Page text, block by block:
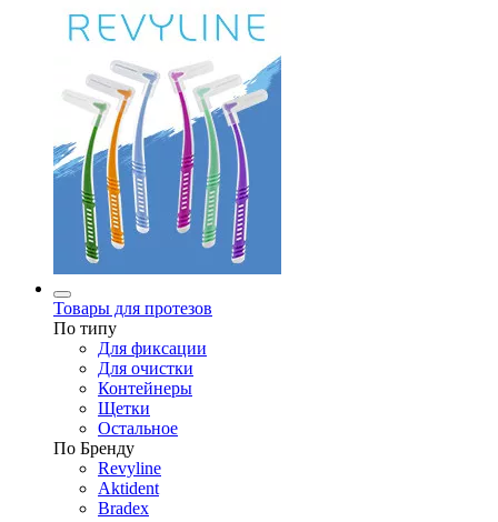
Товары для протезов
По типу
Для фиксации
Для очистки
Контейнеры
Щетки
Остальное
По Бренду
Revyline
Aktident
Bradex